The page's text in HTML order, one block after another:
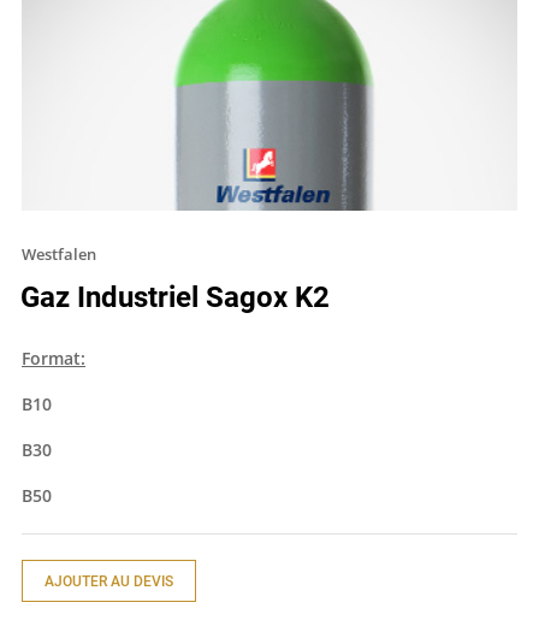
Westfalen
Gaz Industriel Sagox K2
Format:
B10
B30
B50
AJOUTER AU DEVIS